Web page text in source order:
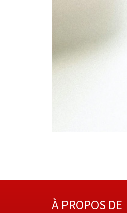
À PROPOS DE